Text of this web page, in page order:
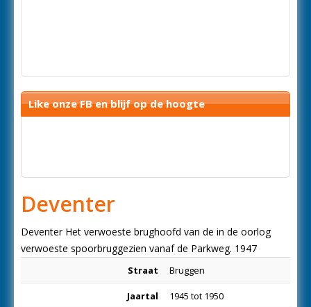
Like onze FB en blijf op de hoogte
Deventer
Deventer Het verwoeste brughoofd van de in de oorlog
verwoeste spoorbruggezien vanaf de Parkweg. 1947
Straat Bruggen
Jaartal 1945 tot 1950